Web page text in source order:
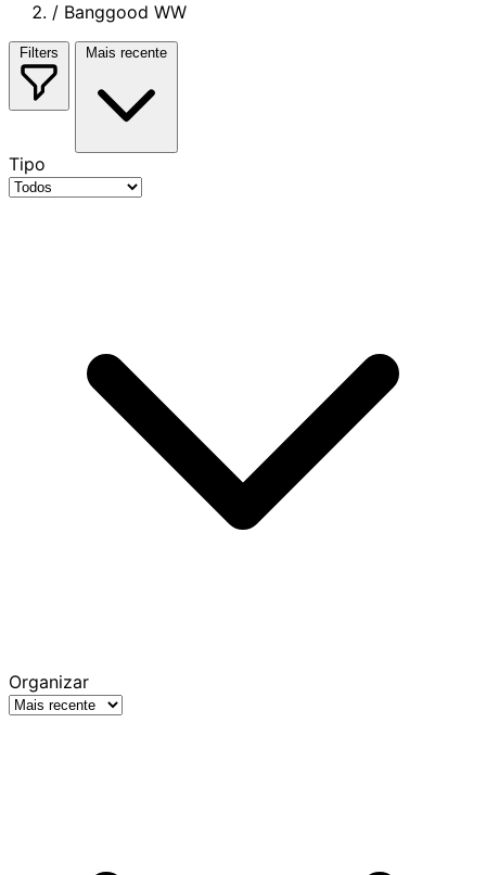
/ Banggood WW
Filters Mais recente
Tipo
Organizar